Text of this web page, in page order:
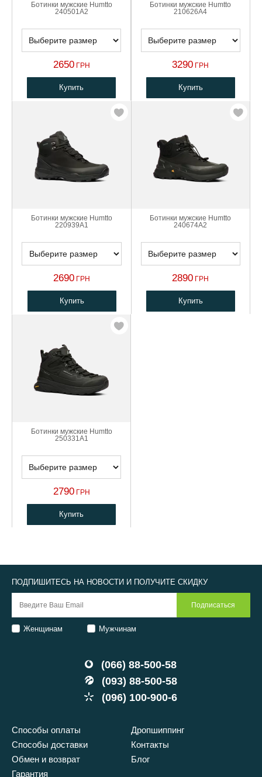
Ботинки мужские Humtto
240501A2
2650ГРН
Купить
Ботинки мужские Humtto
210626A4
3290 ГРН
Купить
Ботинки мужские Humtto
220939A1
2690 ГРН
Купить
Ботинки мужские Humtto
240674A2
2890 ГРН
Купить
Ботинки мужские Humtto
250331A1
2790ГРН
Купить
(066) 88-500-58
(093) 88-500-58
(096) 100-900-6
Способы оплаты
Способы доставки
Обмен и возврат
Гарантия
Дропшиппинг
Контакты
Блог
ПОДПИШИТЕСЬ НА НОВОСТИ И ПОЛУЧИТЕ СКИДКУ
Женщинам Мужчинам